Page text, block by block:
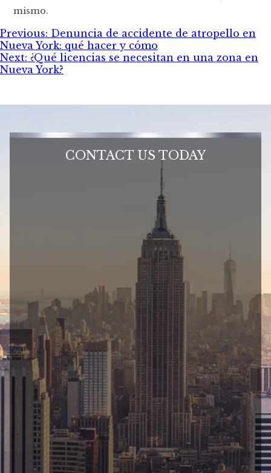
mismo.
Post
navigation
Previous: Denuncia de accidente de atropello en
Nueva York: qué hacer y cómo
Next: ¿Qué licencias se necesitan en una zona en
Nueva York?
CONTACT US TODAY